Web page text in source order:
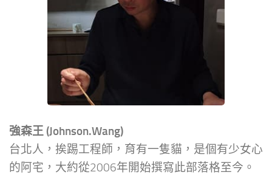
強森王 (Johnson.Wang)
台北人，挨踢工程師，育有一隻貓，是個有少女心
的阿宅，大約從2006年開始撰寫此部落格至今。